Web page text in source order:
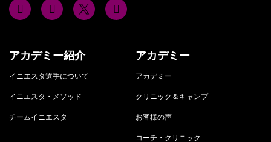
アカデミー紹介
イニエスタ選手について
イニエスタ・メソッド
チームイニエスタ
アカデミー
アカデミー
クリニック＆キャンプ
お客様の声
コーチ・クリニック